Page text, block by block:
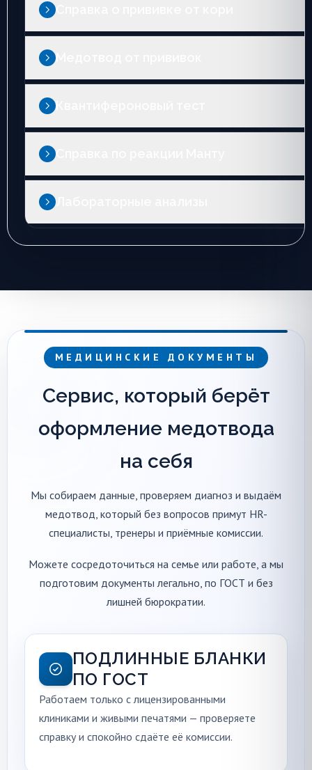
МЕДИЦИНСКИЕ ДОКУМЕНТЫ
Сервис, который берёт
оформление медотвода
на себя
Мы собираем данные, проверяем диагноз и выдаём
медотвод, который без вопросов примут HR-
специалисты, тренеры и приёмные комиссии.
Можете сосредоточиться на семье или работе, а мы
подготовим документы легально, по ГОСТ и без
лишней бюрократии.
ПОДЛИННЫЕ БЛАНКИ
ПО ГОСТ
Работаем только с лицензированными
клиниками и живыми печатями — проверяете
справку и спокойно сдаёте её комиссии.